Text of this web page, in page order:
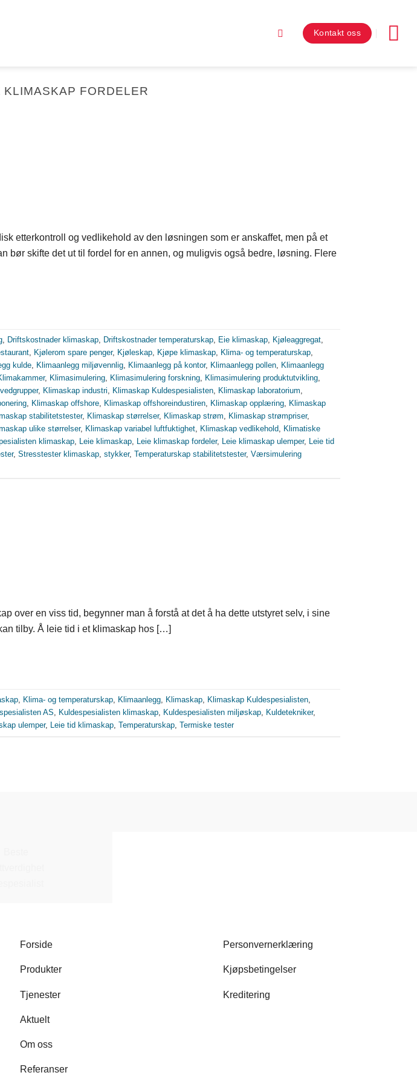
Kontakt oss
KLIMASKAP FORDELER
etterkontroll og vedlikehold av den løsningen som er anskaffet, men på et
bør skifte det ut til fordel for en annen, og muligvis også bedre, løsning. Flere
, Driftskostnader klimaskap, Driftskostnader temperaturskap, Eie klimaskap, Kjøleaggregat,
, Kjølerom spare penger, Kjøleskap, Kjøpe klimaskap, Klima- og temperaturskap,
kulde, Klimaanlegg miljøvennlig, Klimaanlegg på kontor, Klimaanlegg pollen, Klimaanlegg
, Klimasimulering, Klimasimulering forskning, Klimasimulering produktutvikling,
, Klimaskap industri, Klimaskap Kuldespesialisten, Klimaskap laboratorium,
, Klimaskap offshore, Klimaskap offshoreindustiren, Klimaskap opplæring, Klimaskap
stabilitetstester, Klimaskap størrelser, Klimaskap strøm, Klimaskap strømpriser,
ulike størrelser, Klimaskap variabel luftfuktighet, Klimaskap vedlikehold, Klimatiske
klimaskap, Leie klimaskap, Leie klimaskap fordeler, Leie klimaskap ulemper, Leie tid
, Stresstester klimaskap, stykker, Temperaturskap stabilitetstester, Værsimulering
over en viss tid, begynner man å forstå at det å ha dette utstyret selv, i sine
tilby. Å leie tid i et klimaskap hos […]
, Klima- og temperaturskap, Klimaanlegg, Klimaskap, Klimaskap Kuldespesialisten,
AS, Kuldespesialisten klimaskap, Kuldespesialisten miljøskap, Kuldetekniker,
ulemper, Leie tid klimaskap, Temperaturskap, Termiske tester
Forside
Produkter
Tjenester
Aktuelt
Om oss
Referanser
Personvernerklæring
Kjøpsbetingelser
Kreditering